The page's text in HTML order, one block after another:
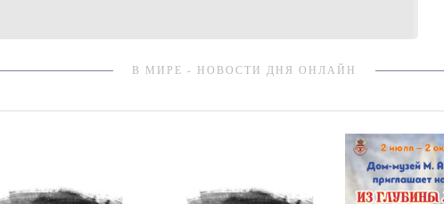
В МИРЕ - НОВОСТИ ДНЯ ОНЛАЙН